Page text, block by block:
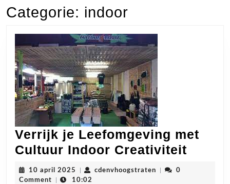
Categorie: indoor
Verrijk je Leefomgeving met
Cultuur Indoor Creativiteit
10 april 2025 10
april
cdenvhoogstraten cdenvhoogstraten
0
Comment
10:02